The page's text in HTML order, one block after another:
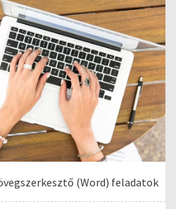
(Word) feladatok